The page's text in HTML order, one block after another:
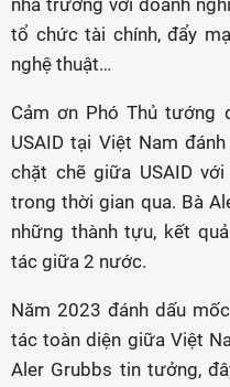
nhà trường với doanh
tổ chức tài chính, đẩy
nghệ thuật…
Cảm ơn Phó Thủ tướng
USAID tại Việt Nam
chặt chẽ giữa USAID
trong thời gian qua. Bà
những thành tựu, kết
tác giữa 2 nước.
Năm 2023 đánh dấu
tác toàn diện giữa Việt
Aler Grubbs tin tưởng,